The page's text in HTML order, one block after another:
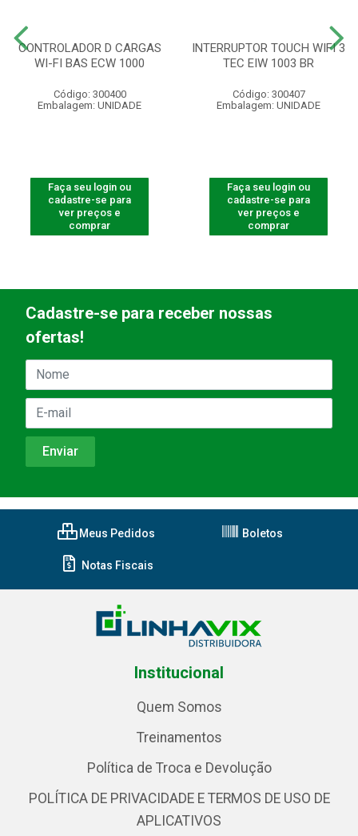
CONTROLADOR D CARGAS
WI-FI BAS ECW 1000
Código: 300400
Embalagem: UNIDADE
Faça seu login ou
cadastre-se para
ver preços e
comprar
INTERRUPTOR TOUCH WIFI 3
TEC EIW 1003 BR
Código: 300407
Embalagem: UNIDADE
Faça seu login ou
cadastre-se para
ver preços e
comprar
Cadastre-se para receber nossas
ofertas!
Meus Pedidos Boletos
Notas Fiscais
Institucional
Quem Somos
Treinamentos
Política de Troca e Devolução
POLÍTICA DE PRIVACIDADE E TERMOS DE USO DE
APLICATIVOS